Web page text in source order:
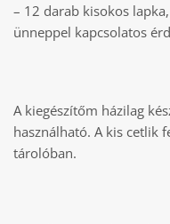
– 12 darab kisokos
ünneppel kapcsolatos
A kiegészítőm házilag
használható. A kis cetlik
tárolóban.